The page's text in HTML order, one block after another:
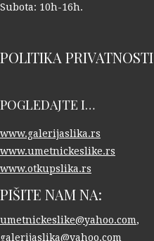
Subota: 10h-16h.
POLITIKA PRIVATNOSTI
POGLEDAJTE I…
www.galerijaslika.rs
www.umetnickeslike.rs
www.otkupslika.rs
PIŠITE NAM NA:
umetnickeslike@yahoo.com,
galerijaslika@yahoo.com